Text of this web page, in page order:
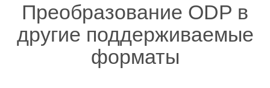
Преобразование ODP в
другие поддерживаемые
форматы